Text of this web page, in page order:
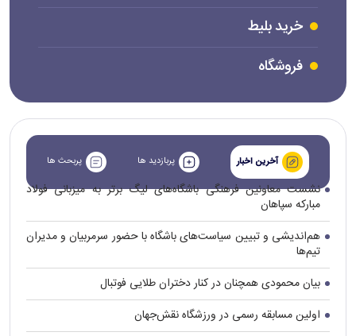
خرید بلیط
فروشگاه
آخرین اخبار پربازدید ها پربحث ها
نشست معاونین فرهنگی باشگاه‌های لیگ برتر به میزبانی فولاد
مبارکه سپاهان
هم‌اندیشی و تبیین سیاست‌های باشگاه با حضور سرمربیان و مدیران
تیم‌ها
بیان محمودی همچنان در کنار دختران طلایی فوتبال
اولین مسابقه رسمی در ورزشگاه نقش‌جهان